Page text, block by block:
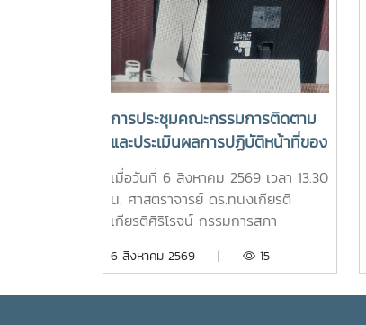
การประชุมคณะกรรมการติดตาม
และประเมินผลการปฏิบัติหน้าที่ของ
หัวหน้าส่วนงาน ประจำ
ปีงบประมาณ พ.ศ. 2569 ครั้งที่
3/2569
เมื่อวันที่ 6 สิงหาคม 2569 เวลา 13.30
น. ศาสตราจารย์ ดร.ทนงเกียรติ
เกียรติศิริโรจน์ กรรมการสภา
ประธานกรรมการติดตามและประเมิน
6 สิงหาคม 2569 | 15